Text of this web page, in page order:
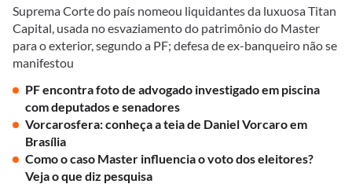
Suprema Corte do país nomeou liquidantes da luxuosa Titan
Capital, usada no esvaziamento do patrimônio do Master
para o exterior, segundo a PF; defesa de ex-banqueiro não se
manifestou
PF encontra foto de advogado investigado em piscina
com deputados e senadores
Vorcarosfera: conheça a teia de Daniel Vorcaro em
Brasília
Como o caso Master influencia o voto dos eleitores?
Veja o que diz pesquisa